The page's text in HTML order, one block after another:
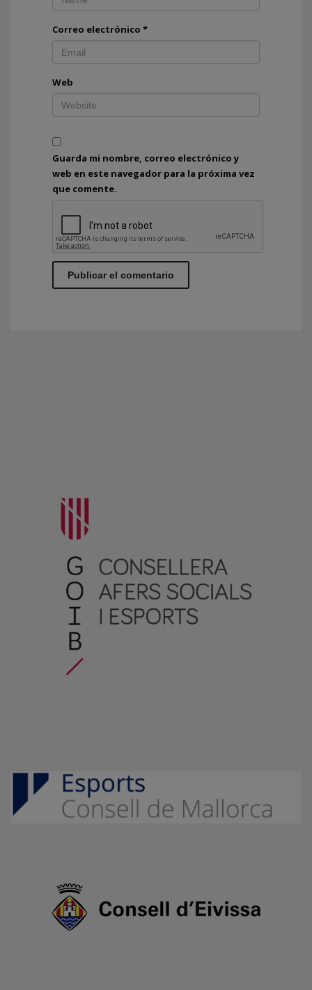
Correo electrónico *
Web
Guarda mi nombre, correo electrónico y
web en este navegador para la próxima vez
que comente.